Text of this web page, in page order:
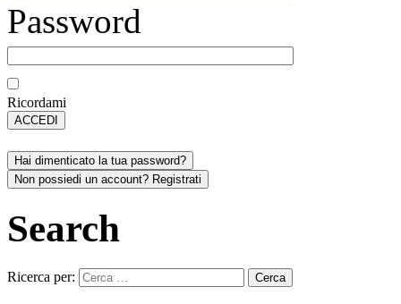
Password
Ricordami
ACCEDI
Hai dimenticato la tua password?
Non possiedi un account? Registrati
Search
Ricerca per: